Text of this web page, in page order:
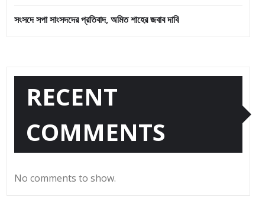
সংসদে সপা সাংসদদের প্রতিবাদ, অমিত শাহের জবাব দাবি
RECENT
COMMENTS
No comments to show.